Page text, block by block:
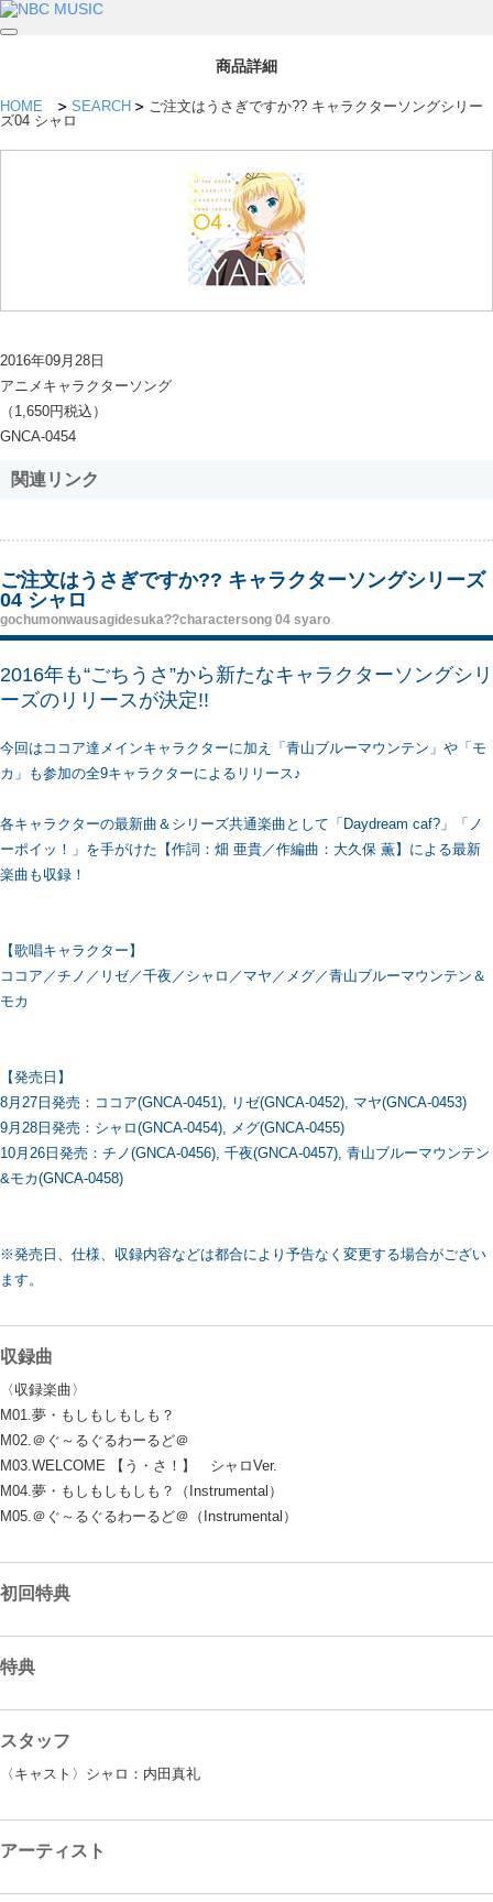
商品詳細
HOME SEARCH
ご注文はうさぎですか?? キャラクターソングシリー
ズ04 シャロ
2016年09月28日
アニメキャラクターソング
（1,650円税込）
GNCA-0454
関連リンク
ご注文はうさぎですか?? キャラクターソングシリーズ
04 シャロ
gochumonwausagidesuka??charactersong 04 syaro
2016年も“ごちうさ”から新たなキャラクターソングシリ
ーズのリリースが決定!!
今回はココア達メインキャラクターに加え「青山ブルーマウンテン」や「モ
カ」も参加の全9キャラクターによるリリース♪
各キャラクターの最新曲＆シリーズ共通楽曲として「Daydream caf?」「ノ
ーポイッ！」を手がけた【作詞：畑 亜貴／作編曲：大久保 薫】による最新
楽曲も収録！
【歌唱キャラクター】
ココア／チノ／リゼ／千夜／シャロ／マヤ／メグ／青山ブルーマウンテン＆
モカ
【発売日】
8月27日発売：ココア(GNCA-0451), リゼ(GNCA-0452), マヤ(GNCA-0453)
9月28日発売：シャロ(GNCA-0454), メグ(GNCA-0455)
10月26日発売：チノ(GNCA-0456), 千夜(GNCA-0457), 青山ブルーマウンテン
&モカ(GNCA-0458)
※発売日、仕様、収録内容などは都合により予告なく変更する場合がござい
ます。
収録曲
〈収録楽曲〉
M01.夢・もしもしもしも？
M02.＠ぐ～るぐるわーるど＠
M03.WELCOME 【う・さ！】 シャロVer.
M04.夢・もしもしもしも？（Instrumental）
M05.＠ぐ～るぐるわーるど＠（Instrumental）
初回特典
特典
スタッフ
〈キャスト〉シャロ：内田真礼
アーティスト